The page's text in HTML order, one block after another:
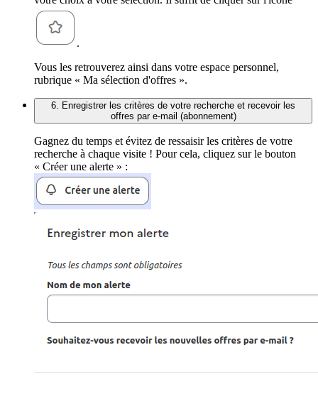
.
Vous les retrouverez ainsi dans votre espace personnel,
rubrique « Ma sélection d'offres ».
6. Enregistrer les critères de votre recherche et recevoir les
offres par e-mail (abonnement)
Gagnez du temps et évitez de ressaisir les critères de votre
recherche à chaque visite ! Pour cela, cliquez sur le bouton
« Créer une alerte » :